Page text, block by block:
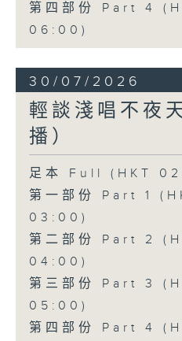
第四部份 Part 4
06:00)
30/07/2026
輕談淺唱不夜
播）
足本 Full (HKT
第一部份 Part 1
03:00)
第二部份 Part 2
04:00)
第三部份 Part 3
05:00)
第四部份 Part 4